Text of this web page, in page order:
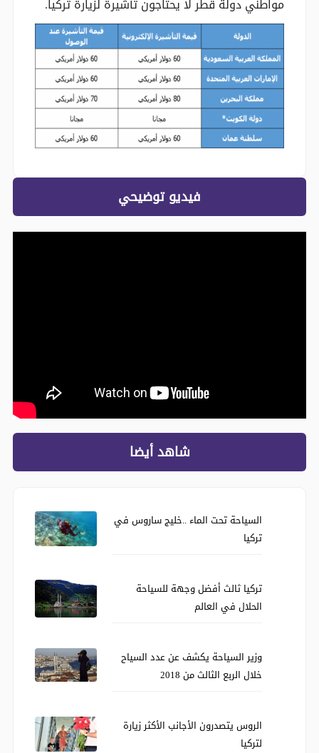
مواطني دولة قطر لا يحتاجون تأشيرة لزيارة تركيا.
فيديو توضيحي
شاهد أيضا
السياحة تحت الماء ..خليج ساروس في
تركيا
تركيا ثالث أفضل وجهة للسياحة
الحلال في العالم
وزير السياحة يكشف عن عدد السياح
خلال الربع الثالث من 2018
الروس يتصدرون الأجانب الأكثر زيارة
لتركيا